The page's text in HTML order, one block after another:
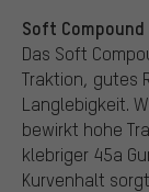
Soft Compound
Das Soft
Traktion, gutes
Langlebigkeit.
bewirkt hohe
klebriger 45a
Kurvenhalt